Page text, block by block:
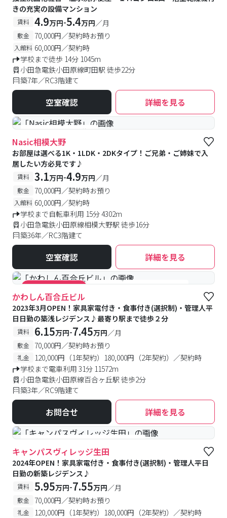
きの充実の設備マンション
賃料 4.9万円-5.4万円／月
敷金 70,000円／契約時お預り
入館料 60,000円／契約時
学校まで徒歩 14分 1045m
小田急電鉄小田原線町田駅 徒歩22分
築7年／RC3階建て
空室確認 詳細を見る
#予約受付中 #空室待ち
Nasic相模大野
お部屋は選べる1K・1LDK・2DKタイプ！ご兄弟・ご姉妹で入
居したい方必見です♪
賃料 3.1万円-4.9万円／月
敷金 70,000円／契約時お預り
入館料 60,000円／契約時
学校まで自転車利用 15分 4302m
小田急電鉄小田原線相模大野駅 徒歩16分
築36年／RC3階建て
空室確認 詳細を見る
#キャンペーン実施中 #食事付き #女性専用フロアあり
かわしん百合丘ビル
2023年3月OPEN！家具家電付き・食事付き(選択制)・管理人平
日日勤の築浅レジデンス♪最寄り駅まで徒歩２分
賃料 6.15万円-7.45万円／月
敷金 70,000円／契約時お預り
礼金
120,000円（1年契約）180,000円（2年契約）／契約時
学校まで電車利用 31分 11572m
小田急電鉄小田原線百合ヶ丘駅 徒歩2分
築3年／RC9階建て
お問合せ 詳細を見る
#築浅 #食事付き #女性専用フロアあり
キャンパスヴィレッジ生田
2024年OPEN！家具家電付き・食事付き(選択制)・管理人平日
日勤の新築レジデンス♪
賃料 5.95万円-7.55万円／月
敷金 70,000円／契約時お預り
礼金
120,000円（1年契約）180,000円（2年契約）／契約時